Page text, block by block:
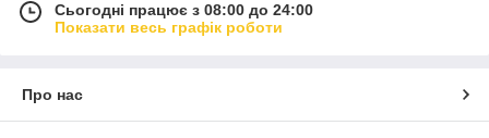
Сьогодні працює з 08:00 до 24:00
Показати весь графік роботи
Про нас